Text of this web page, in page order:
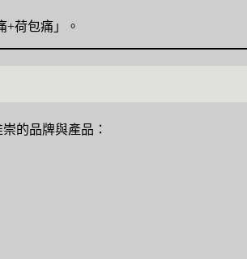
荷包痛」。
的品牌與產品：